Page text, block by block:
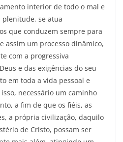
interior de todo o mal e
plenitude, se atua
que conduzem sempre para
assim um processo dinâmico,
com a progressiva
e das exigências do seu
em toda a vida pessoal e
necessário um caminho
a fim de que os fiéis, as
a própria civilização, daquilo
de Cristo, possam ser